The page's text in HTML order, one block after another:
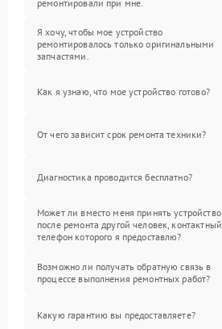
ремонтировали при мне.
Я хочу, чтобы мое устройство
ремонтировалось только оригинальными
запчастями.
Как я узнаю, что мое устройство готово?
От чего зависит срок ремонта техники?
Диагностика проводится бесплатно?
Может ли вместо меня принять устройство
после ремонта другой человек, контактный
телефон которого я предоставлю?
Возможно ли получать обратную связь в
процессе выполнения ремонтных работ?
Какую гарантию вы предоставляете?